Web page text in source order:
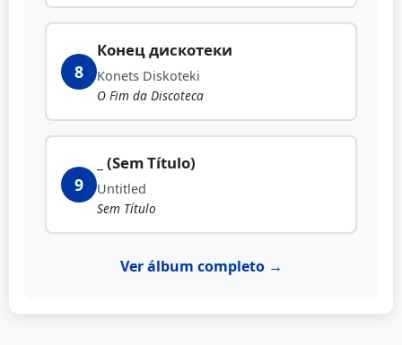
8
Конец дискотеки
Konets Diskoteki
O Fim da Discoteca
9
_ (Sem Título)
Untitled
Sem Título
Ver álbum completo →